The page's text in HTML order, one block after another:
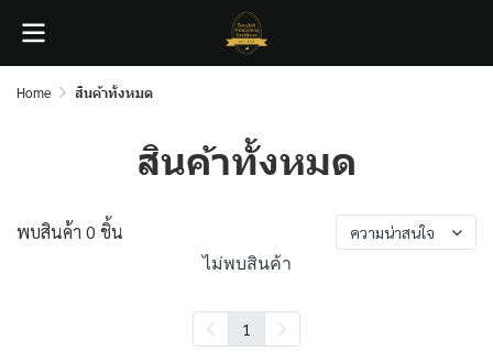
Home สินค้าทั้งหมด
สินค้าทั้งหมด
พบสินค้า 0 ชิ้น ความน่าสนใจ
ไม่พบสินค้า
1